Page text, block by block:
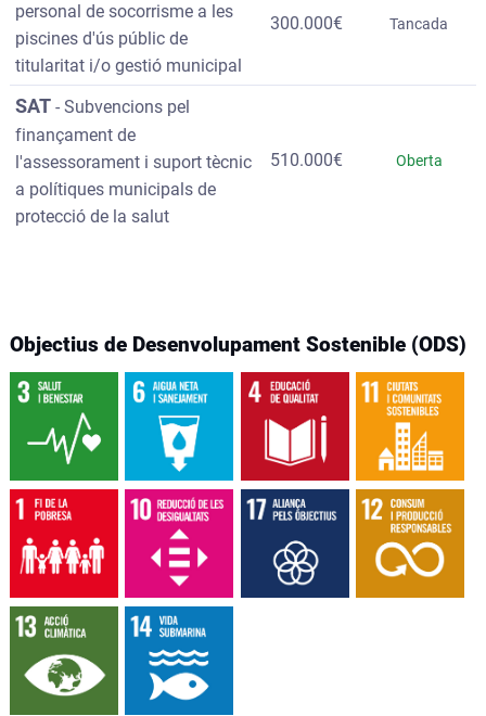
personal de socorrisme a les
piscines d'ús públic de
titularitat i/o gestió municipal
300.000€ Tancada
SAT- Subvencions pel
finançament de
l'assessorament i suport tècnic
a polítiques municipals de
protecció de la salut
510.000€ Oberta
Objectius de Desenvolupament Sostenible (ODS)